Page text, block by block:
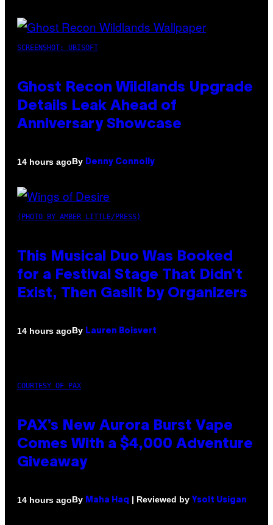
SCREENSHOT: UBISOFT
Ghost Recon Wildlands Upgrade
Details Leak Ahead of
Anniversary Showcase
14 hours agoBy Denny Connolly
(PHOTO BY AMBER LITTLE/PRESS)
This Musical Duo Was Booked
for a Festival Stage That Didn’t
Exist, Then Gaslit by Organizers
14 hours agoBy Lauren Boisvert
COURTESY OF PAX
PAX’s New Aurora Burst Vape
Comes With a $4,000 Adventure
Giveaway
14 hours agoBy Maha Haq | Reviewed by Ysolt Usigan